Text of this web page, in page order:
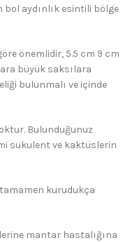
aydınlık esintili bölge
önemlidir, 5.5 cm 9 cm
büyük saksılara
bulunmalı ve içinde
Bulunduğunuz
sukulent ve kaktüslerin
kurudukça
mantar hastalığına